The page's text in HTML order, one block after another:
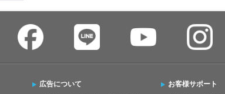
広告について
お客様サポート